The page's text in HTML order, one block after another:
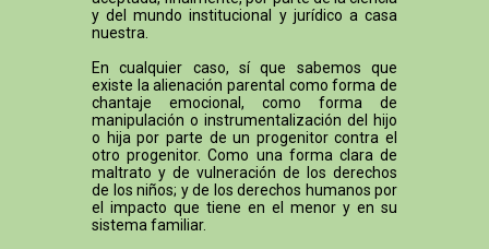
y del mundo institucional y jurídico a casa
nuestra.
En cualquier caso, sí que sabemos que
existe la alienación parental como forma de
chantaje emocional, como forma de
manipulación o instrumentalización del hijo
o hija por parte de un progenitor contra el
otro progenitor. Como una forma clara de
maltrato y de vulneración de los derechos
de los niños; y de los derechos humanos por
el impacto que tiene en el menor y en su
sistema familiar.